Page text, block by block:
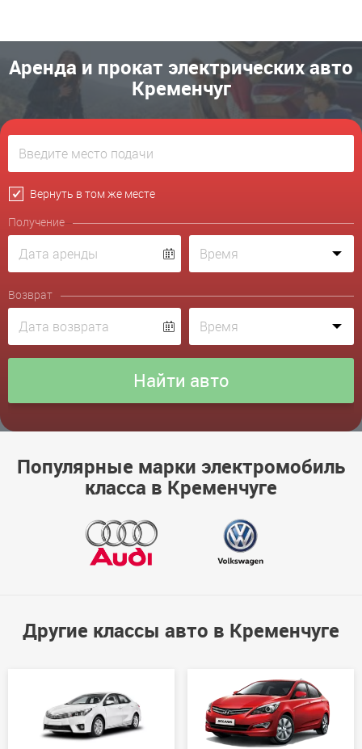
Аренда и прокат электрических авто
Кременчуг
Вернуть в том же месте
Получение
Возврат
Популярные марки электромобиль
класса в Кременчуге
Другие классы авто в Кременчуге